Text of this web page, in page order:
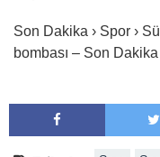
Son Dakika › Spor ›
bombası – Son Dakika